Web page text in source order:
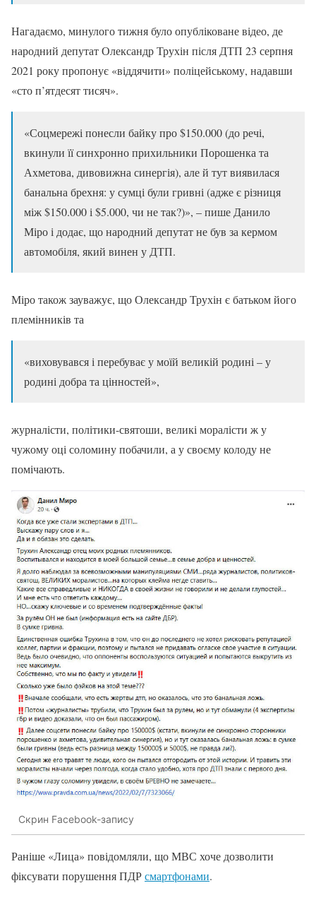
Нагадаємо, минулого тижня було опубліковане відео, де
народний депутат Олександр Трухін після ДТП 23 серпня
2021 року пропонує «віддячити» поліцейському, надавши
«сто п’ятдесят тисяч».
«Соцмережі понесли байку про $150.000 (до речі,
вкинули її синхронно прихильники Порошенка та
Ахметова, дивовижна синергія), але й тут виявилася
банальна брехня: у сумці були гривні (адже є різниця
між $150.000 і $5.000, чи не так?)», – пише Данило
Міро і додає, що народний депутат не був за кермом
автомобіля, який винен у ДТП.
Міро також зауважує, що Олександр Трухін є батьком його
племінників та
«виховувався і перебуває у моїй великій родині – у
родині добра та цінностей»,
журналісти, політики-святоши, великі моралісти ж у
чужому оці соломину побачили, а у своєму колоду не
помічають.
Скрин Facebook-запису
Раніше «Лица» повідомляли, що МВС хоче дозволити
фіксувати порушення ПДРсмартфонами.